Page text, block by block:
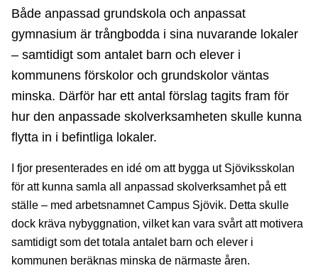
Både anpassad grundskola och anpassat
gymnasium är trångbodda i sina nuvarande lokaler
– samtidigt som antalet barn och elever i
kommunens förskolor och grundskolor väntas
minska. Därför har ett antal förslag tagits fram för
hur den anpassade skolverksamheten skulle kunna
flytta in i befintliga lokaler.
I fjor presenterades en idé om att bygga ut Sjöviksskolan
för att kunna samla all anpassad skolverksamhet på ett
ställe – med arbetsnamnet Campus Sjövik. Detta skulle
dock kräva nybyggnation, vilket kan vara svårt att motivera
samtidigt som det totala antalet barn och elever i
kommunen beräknas minska de närmaste åren.